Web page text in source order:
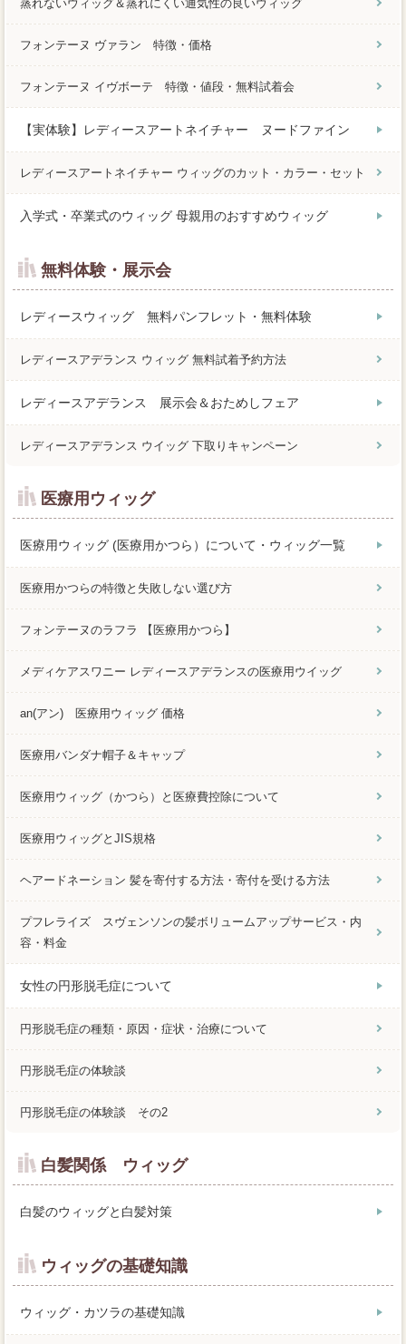
蒸れないウィッグ＆蒸れにくい通気性の良いウィッグ
フォンテーヌ ヴァラン 特徴・価格
フォンテーヌ イヴボーテ 特徴・値段・無料試着会
【実体験】レディースアートネイチャー ヌードファイン
レディースアートネイチャー ウィッグのカット・カラー・セット
入学式・卒業式のウィッグ 母親用のおすすめウィッグ
無料体験・展示会
レディースウィッグ 無料パンフレット・無料体験
レディースアデランス ウィッグ 無料試着予約方法
レディースアデランス 展示会＆おためしフェア
レディースアデランス ウイッグ 下取りキャンペーン
医療用ウィッグ
医療用ウィッグ (医療用かつら）について・ウィッグ一覧
医療用かつらの特徴と失敗しない選び方
フォンテーヌのラフラ 【医療用かつら】
メディケアスワニー レディースアデランスの医療用ウイッグ
an(アン) 医療用ウィッグ 価格
医療用バンダナ帽子＆キャップ
医療用ウィッグ（かつら）と医療費控除について
医療用ウィッグとJIS規格
ヘアードネーション 髪を寄付する方法・寄付を受ける方法
プフレライズ スヴェンソンの髪ボリュームアップサービス・内
容・料金
女性の円形脱毛症について
円形脱毛症の種類・原因・症状・治療について
円形脱毛症の体験談
円形脱毛症の体験談 その2
白髪関係 ウィッグ
白髪のウィッグと白髪対策
ウィッグの基礎知識
ウィッグ・カツラの基礎知識